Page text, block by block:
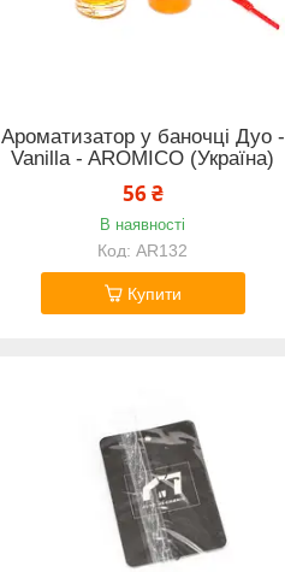
Ароматизатор у баночці Дуо -
Vanilla - AROMICO (Україна)
56 ₴
В наявності
AR132
Купити